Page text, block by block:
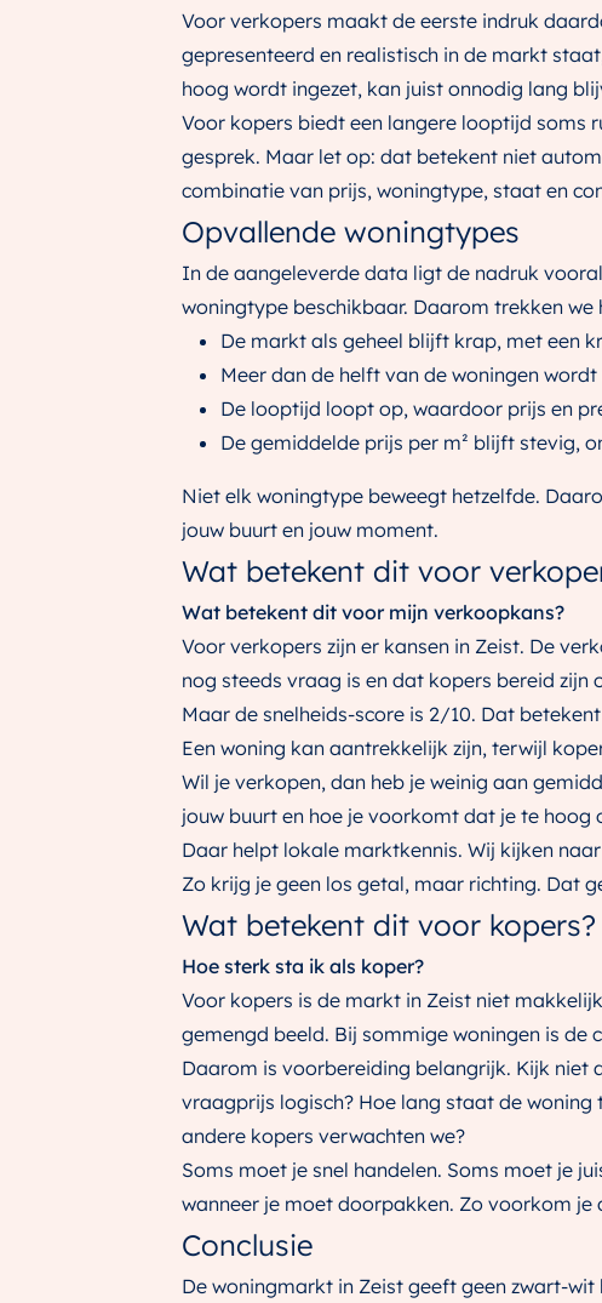
Voor verkopers maakt de eerste indruk
gepresenteerd en realistisch in de markt
hoog wordt ingezet, kan juist onnodig lang
Voor kopers biedt een langere looptijd soms
gesprek. Maar let op: dat betekent niet
combinatie van prijs, woningtype, staat en
Opvallende woningtypes
In de aangeleverde data ligt de nadruk
woningtype beschikbaar. Daarom trekken we
De markt als geheel blijft krap, met een
Meer dan de helft van de woningen
De looptijd loopt op, waardoor prijs en
De gemiddelde prijs per m² blijft stevig,
Niet elk woningtype beweegt hetzelfde.
jouw buurt en jouw moment.
Wat betekent dit voor
Wat betekent dit voor mijn verkoopkans?
Voor verkopers zijn er kansen in Zeist. De
nog steeds vraag is en dat kopers bereid zijn
Maar de snelheids-score is 2/10. Dat
Een woning kan aantrekkelijk zijn, terwijl
Wil je verkopen, dan heb je weinig aan
jouw buurt en hoe je voorkomt dat je te hoog
Daar helpt lokale marktkennis. Wij kijken
Zo krijg je geen los getal, maar richting. Dat
Wat betekent dit voor kopers?
Hoe sterk sta ik als koper?
Voor kopers is de markt in Zeist niet
gemengd beeld. Bij sommige woningen is de
Daarom is voorbereiding belangrijk. Kijk niet
vraagprijs logisch? Hoe lang staat de woning
andere kopers verwachten we?
Soms moet je snel handelen. Soms moet je
wanneer je moet doorpakken. Zo voorkom
Conclusie
De woningmarkt in Zeist geeft geen zwart-